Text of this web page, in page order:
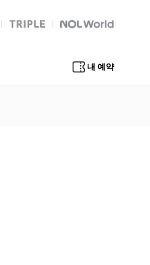
트리플 Global Interpark
내 예약